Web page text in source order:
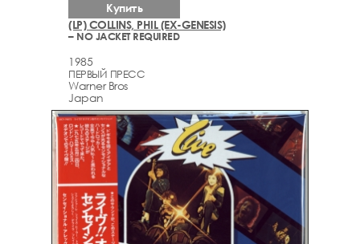
(LP) COLLINS, PHIL (EX-GENESIS)
– NO JACKET REQUIRED
1985
ПЕРВЫЙ ПРЕСС
Warner Bros
Japan
Купить